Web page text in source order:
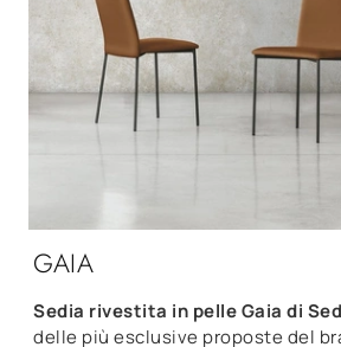
GAIA
Sedia rivestita in pelle Gaia di
delle più esclusive proposte del